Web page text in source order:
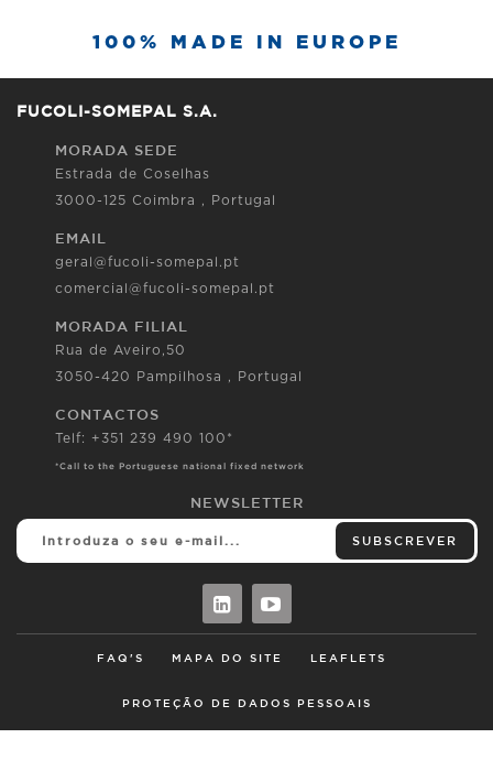
100% MADE IN EUROPE
FUCOLI-SOMEPAL S.A.
MORADA SEDE
Estrada de Coselhas
3000-125 Coimbra , Portugal
EMAIL
geral@fucoli-somepal.pt
comercial@fucoli-somepal.pt
MORADA FILIAL
Rua de Aveiro,50
3050-420 Pampilhosa , Portugal
CONTACTOS
Telf: +351 239 490 100*
*Call to the Portuguese national fixed network
NEWSLETTER
SUBSCREVER
FAQ'S MAPA DO SITE LEAFLETS
PROTEÇÃO DE DADOS PESSOAIS